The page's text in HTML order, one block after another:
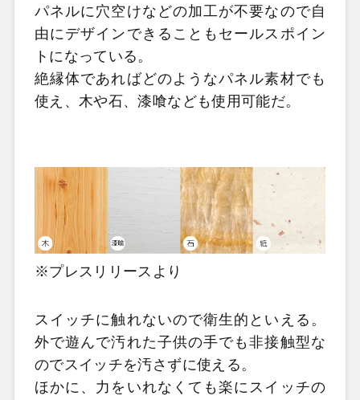
パネルに穴空けなどの加工が不要なので自
由にデザインできることもセールスポイン
トになっている。
絶縁体であればどのようなパネル素材でも
使え、木や石、漆喰なども使用可能だ。
※プレスリリースより
スイッチに触れないので衛生的といえる。
外で遊んで汚れた子供の手でも非接触型な
のでスイッチを汚さずに使える。
ほかに、力をいれなくても楽にスイッチの